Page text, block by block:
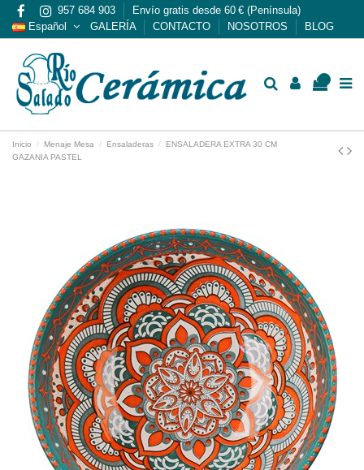
957 684 903
Envío gratis desde 60 € (Península)
Español
GALERÍA CONTACTO NOSOTROS BLOG
Inicio Menaje Mesa Ensaladeras
ENSALADERA EXTRA 30 CM
GAZANIA PASTEL